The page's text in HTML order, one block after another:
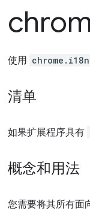
使用 chrome.i18n
清单
如果扩展程序具有
概念和用法
您需要将其所有面